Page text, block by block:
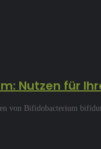
Nutzen für
von Bifidobacterium